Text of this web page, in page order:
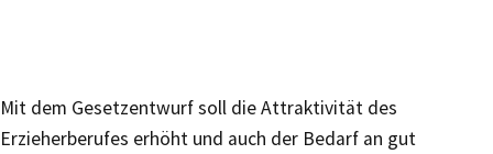
Mit dem Gesetzentwurf soll die Attraktivität des
Erzieherberufes erhöht und auch der Bedarf an gut